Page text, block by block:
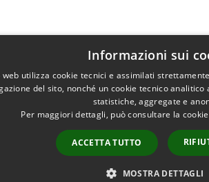
Informazioni sui
web utilizza cookie tecnici e assimilati
del sito, nonché un cookie tecnico
statistiche, aggregate e
Per maggiori dettagli, può consultare la
ACCETTA TUTTO
MOSTRA DETTAGLI